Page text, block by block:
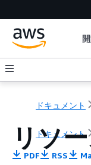
ドキュメント
ドキュメント
リソ
PDF RSS